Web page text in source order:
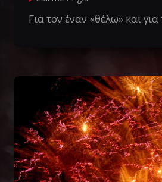
Για τον έναν «θέλω» και